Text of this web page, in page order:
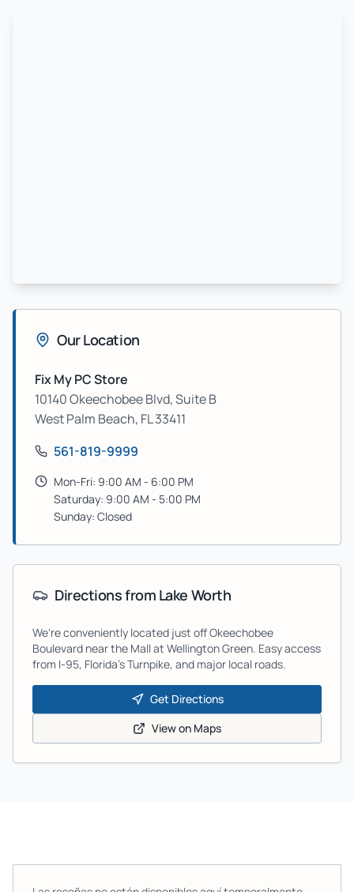
Our Location
Fix My PC Store
10140 Okeechobee Blvd, Suite B
West Palm Beach, FL33411
561-819-9999
Mon-Fri: 9:00 AM - 6:00 PM
Saturday: 9:00 AM - 5:00 PM
Sunday: Closed
Directions from Lake Worth
We're conveniently located just off Okeechobee
Boulevard near the Mall at Wellington Green. Easy access
from I-95, Florida's Turnpike, and major local roads.
Get Directions
View on Maps